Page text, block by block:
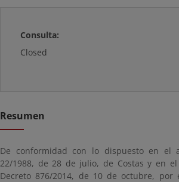
Consulta:
Closed
Resumen
De conformidad con lo dispuesto en el
22/1988, de 28 de julio, de Costas y en
Decreto 876/2014, de 10 de octubre,